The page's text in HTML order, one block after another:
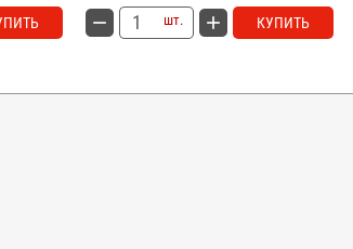
шт. КУПИТЬ